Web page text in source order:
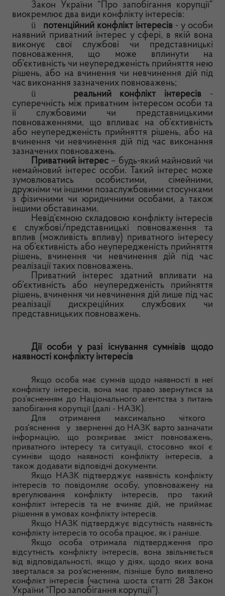
Закон України “Про запобігання корупції”
виокремлює два види конфлікту інтересів:
ü потенційний конфлікт інтересів - у особи
наявний приватний інтерес у сфері, в якій вона
виконує свої службові чи представницькі
повноваження, що може вплинути на
об’єктивність чи неупередженість прийняття нею
рішень, або на вчинення чи невчинення дій під
час виконання зазначених повноважень;
ü реальний конфлікт інтересів -
суперечність між приватним інтересом особи та
її службовими чи представницькими
повноваженнями, що впливає на об’єктивність
або неупередженість прийняття рішень, або на
вчинення чи невчинення дій під час виконання
зазначених повноважень.
Приватний інтерес – будь-який майновий чи
немайновий інтерес особи. Такий інтерес може
зумовлюватись особистими, сімейними,
дружніми чи іншими позаслужбовими стосунками
з фізичними чи юридичними особами, а також
іншими обставинами.
Невід’ємною складовою конфлікту інтересів
є службові/представницькі повноваження та
вплив (можливість впливу) приватного інтересу
на об’єктивність або неупередженість прийняття
рішень, вчинення чи невчинення дій під час
реалізації таких повноважень.
Приватний інтерес здатний впливати на
об’єктивність або неупередженість прийняття
рішень, вчинення чи невчинення дій лише під час
реалізації дискреційних службових чи
представницьких повноважень.
Дії особи у разі існування сумнівів щодо
наявності конфлікту інтересів
Якщо особа має сумнів щодо наявності в неї
конфлікту інтересів, вона має право звернутися за
роз’ясненням до Національного агентства з питань
запобігання корупції (далі - НАЗК).
Для отримання максимально чіткого
роз’яснення у зверненні до НАЗК варто зазначати
інформацію, що розкриває зміст повноважень,
приватного інтересу та ситуації, стосовно якої є
сумніви щодо наявності конфлікту інтересів, а
також додавати відповідні документи.
Якщо НАЗК підтверджує наявність конфлікту
інтересів то повідомляє особу, уповноважену на
врегулювання конфлікту інтересів, про такий
конфлікт інтересів та не вчиняє дій, не приймає
рішення в умовах конфлікту інтересів.
Якщо НАЗК підтверджує відсутність наявність
конфлікту інтересів то особа працює, як і раніше.
Якщо особа отримала підтвердження про
відсутність конфлікту інтересів, вона звільняється
від відповідальності, якщо у діях, щодо яких вона
зверталася за роз’ясненням, пізніше було виявлено
конфлікт інтересів (частина шоста статті 28 Закон
України “Про запобігання корупції” ).